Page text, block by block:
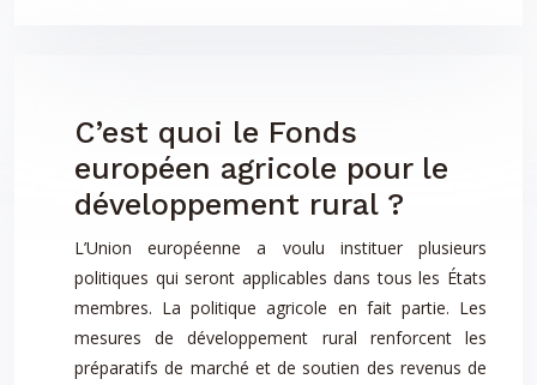
C’est quoi le Fonds
européen agricole pour le
développement rural ?
L’Union européenne a voulu instituer plusieurs
politiques qui seront applicables dans tous les États
membres. La politique agricole en fait partie. Les
mesures de développement rural renforcent les
préparatifs de marché et de soutien des revenus de